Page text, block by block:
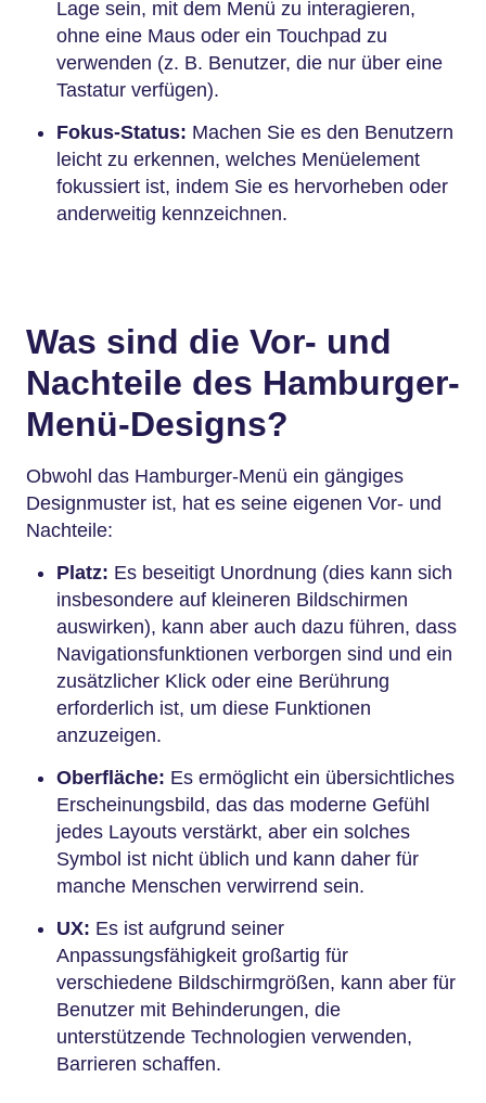
Lage sein, mit dem Menü zu interagieren,
ohne eine Maus oder ein Touchpad zu
verwenden (z. B. Benutzer, die nur über eine
Tastatur verfügen).
Fokus-Status: Machen Sie es den Benutzern
leicht zu erkennen, welches Menüelement
fokussiert ist, indem Sie es hervorheben oder
anderweitig kennzeichnen.
Was sind die Vor- und
Nachteile des Hamburger-
Menü-Designs?
Obwohl das Hamburger-Menü ein gängiges
Designmuster ist, hat es seine eigenen Vor- und
Nachteile:
Platz: Es beseitigt Unordnung (dies kann sich
insbesondere auf kleineren Bildschirmen
auswirken), kann aber auch dazu führen, dass
Navigationsfunktionen verborgen sind und ein
zusätzlicher Klick oder eine Berührung
erforderlich ist, um diese Funktionen
anzuzeigen.
Oberfläche: Es ermöglicht ein übersichtliches
Erscheinungsbild, das das moderne Gefühl
jedes Layouts verstärkt, aber ein solches
Symbol ist nicht üblich und kann daher für
manche Menschen verwirrend sein.
UX: Es ist aufgrund seiner
Anpassungsfähigkeit großartig für
verschiedene Bildschirmgrößen, kann aber für
Benutzer mit Behinderungen, die
unterstützende Technologien verwenden,
Barrieren schaffen.